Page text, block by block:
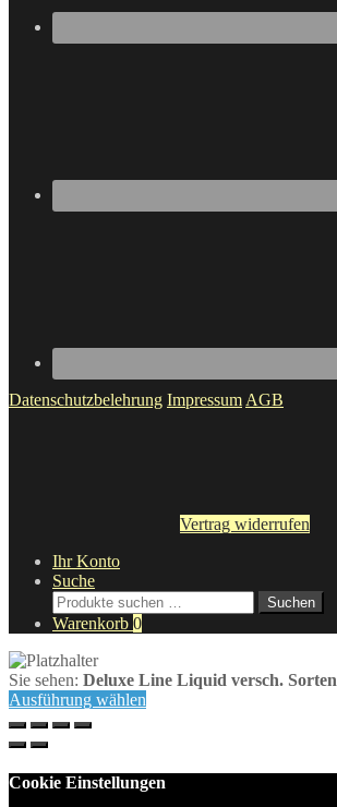
Datenschutzbelehrung Impressum AGB
Vertrag widerrufen
Ihr Konto
Suche
Suche
nach:
Suchen
Warenkorb 0
Sie sehen: Deluxe Line Liquid versch. Sorten
Ausführung wählen
Cookie Einstellungen